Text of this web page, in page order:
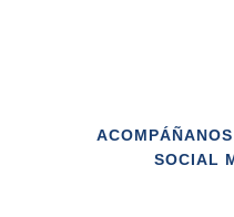
SOCIAL